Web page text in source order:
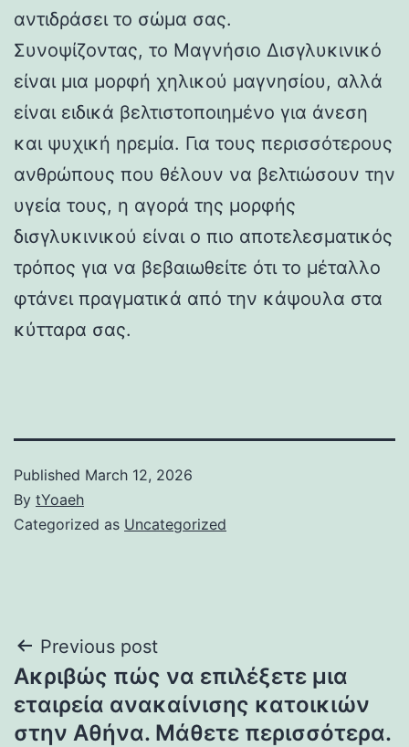
αντιδράσει το σώμα σας.
Συνοψίζοντας, το Μαγνήσιο Δισγλυκινικό
είναι μια μορφή χηλικού μαγνησίου, αλλά
είναι ειδικά βελτιστοποιημένο για άνεση
και ψυχική ηρεμία. Για τους περισσότερους
ανθρώπους που θέλουν να βελτιώσουν την
υγεία τους, η αγορά της μορφής
δισγλυκινικού είναι ο πιο αποτελεσματικός
τρόπος για να βεβαιωθείτε ότι το μέταλλο
φτάνει πραγματικά από την κάψουλα στα
κύτταρα σας.
Published March 12, 2026
By tYoaeh
Categorized as Uncategorized
Post
navigation
Previous post
Ακριβώς πώς να επιλέξετε μια
εταιρεία ανακαίνισης κατοικιών
στην Αθήνα. Μάθετε περισσότερα.